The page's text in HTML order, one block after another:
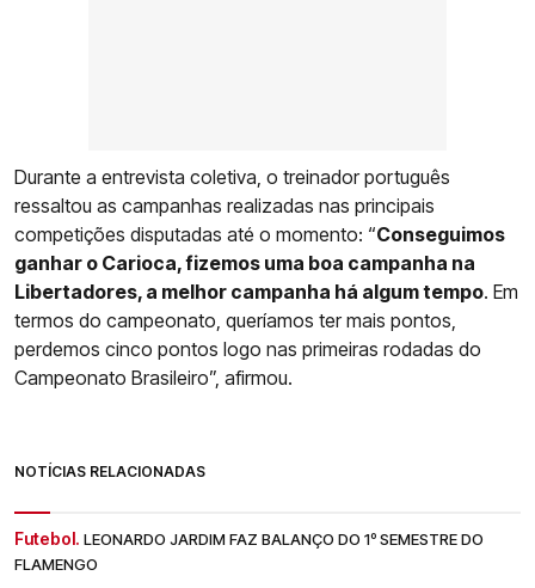
Durante a entrevista coletiva, o treinador português
ressaltou as campanhas realizadas nas principais
competições disputadas até o momento: “Conseguimos
ganhar o Carioca, fizemos uma boa campanha na
Libertadores, a melhor campanha há algum tempo. Em
termos do campeonato, queríamos ter mais pontos,
perdemos cinco pontos logo nas primeiras rodadas do
Campeonato Brasileiro”, afirmou.
NOTÍCIAS RELACIONADAS
Futebol. LEONARDO JARDIM FAZ BALANÇO DO 1º SEMESTRE DO
FLAMENGO